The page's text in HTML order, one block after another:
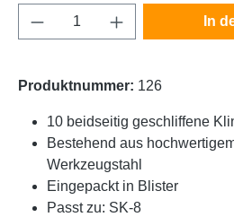
Produkt Anzahl: Gib In
Produktnummer: 126
10 beidseitig geschliffene
Bestehend aus
Werkzeugstahl
Eingepackt in Blister
Passt zu: SK-8